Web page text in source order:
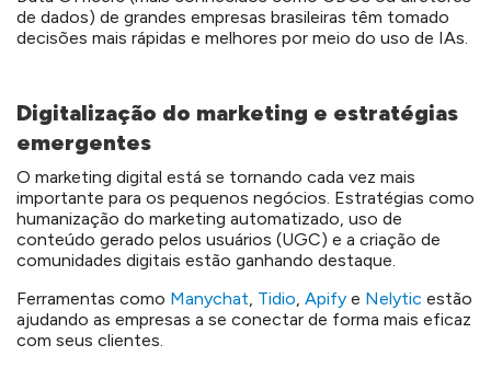
de dados) de grandes empresas brasileiras têm tomado
decisões mais rápidas e melhores por meio do uso de IAs.
Digitalização do marketing e estratégias
emergentes
O marketing digital está se tornando cada vez mais
importante para os pequenos negócios. Estratégias como
humanização do marketing automatizado, uso de
conteúdo gerado pelos usuários (UGC) e a criação de
comunidades digitais estão ganhando destaque.
Ferramentas como Manychat Tidio Apify e Nelytic estão
ajudando as empresas a se conectar de forma mais eficaz
com seus clientes.